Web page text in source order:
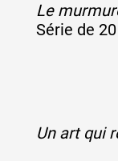
Le
Série de
Un art qui